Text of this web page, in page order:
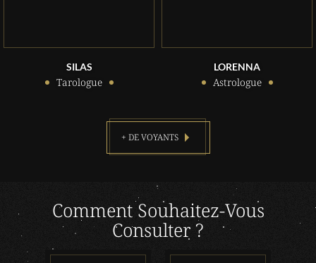
SILAS
Tarologue
LORENNA
Astrologue
+ DE VOYANTS
Comment Souhaitez-Vous
Consulter ?